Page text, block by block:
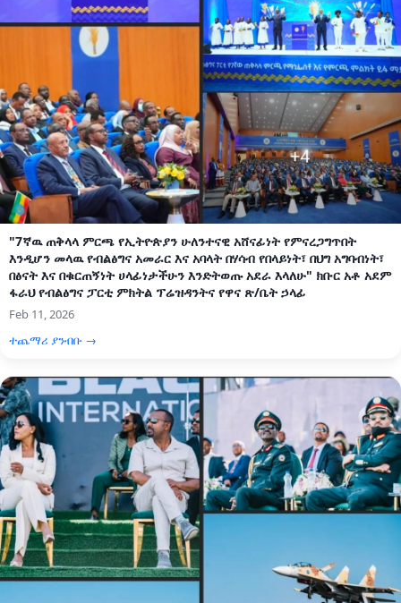
"7ኛዉ ጠቅላላ ምርጫ የኢትዮጵያን ሁለንተናዊ አሸናፊነት የምናረጋግጥበት
እንዲሆን መላዉ የብልፅግና አመራር እና አባላት በሃሳብ የበላይነት፣ በህግ አግባብነት፣
በፅናት እና በቁርጠኝነት ሀላፊነታችሁን እንድትወጡ አደራ እላለሁ" ክቡር አቶ አደም
ፋራህ የብልፅግና ፓርቲ ምክትል ፕሬዝዳንትና የዋና ጽ/ቤት ኃላፊ
Feb 11, 2026
ተጨማሪ ያንብቡ →